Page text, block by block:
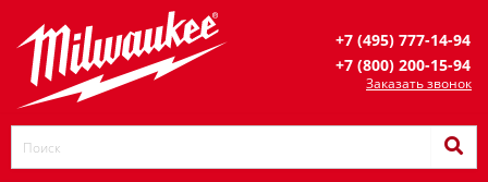
+7 (495) 777-14-94
+7 (800) 200-15-94
Заказать звонок